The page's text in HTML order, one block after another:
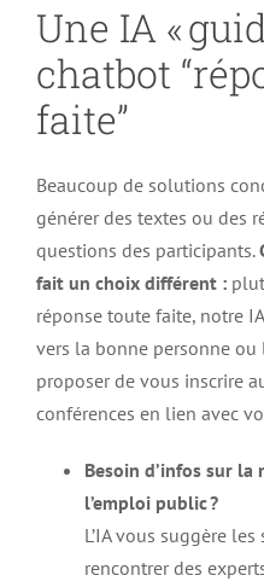
Une IA «
chatbot
faite”
Beaucoup de solutions
générer des textes ou des
questions des participants.
fait un choix différent :
réponse toute faite, notre IA
vers la bonne personne
proposer de vous inscrire
conférences en lien avec
Besoin d’infos sur
l’emploi public ?
L’IA vous suggère
rencontrer des